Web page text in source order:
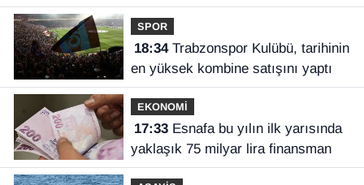
SPOR
18:34Trabzonspor Kulübü, tarihinin
en yüksek kombine satışını yaptı
EKONOMİ
17:33Esnafa bu yılın ilk yarısında
yaklaşık 75 milyar lira finansman